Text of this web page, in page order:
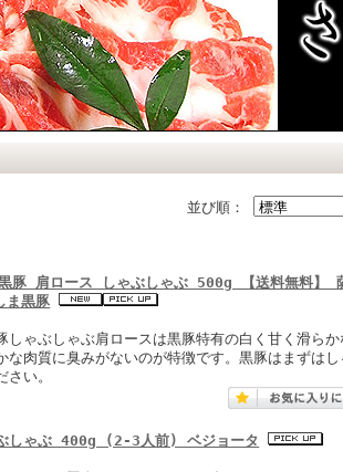
並び順：
豚 肩ロース しゃぶしゃぶ 500g 【送料無料】
ま黒豚
しゃぶしゃぶ肩ロースは黒豚特有の白く甘く滑らか
な肉質に臭みがないのが特徴です。黒豚はまずはし
い。
ぶしゃぶ 400g (2-3人前) ベジョータ